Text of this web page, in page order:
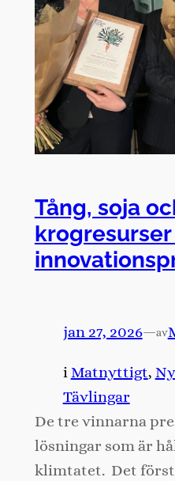
Tång, soja
jan 27, 2026—av
i Matnyttigt,
Tävlingar
De tre vinnarna
lösningar som är
klimtatet. Det